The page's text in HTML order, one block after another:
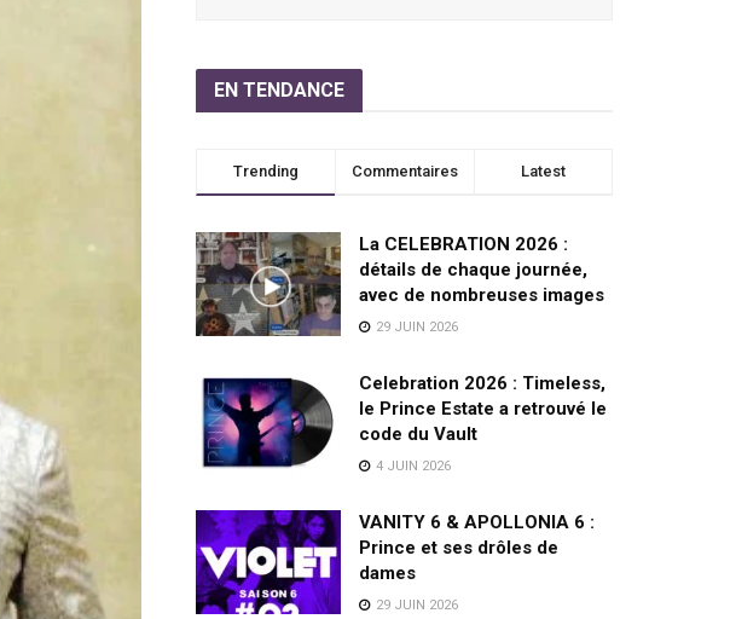
EN TENDANCE
Trending Commentaires Latest
La CELEBRATION 2026 :
détails de chaque journée,
avec de nombreuses images
29 JUIN 2026
Celebration 2026 : Timeless,
le Prince Estate a retrouvé le
code du Vault
4 JUIN 2026
VANITY 6 & APOLLONIA 6 :
Prince et ses drôles de
dames
29 JUIN 2026